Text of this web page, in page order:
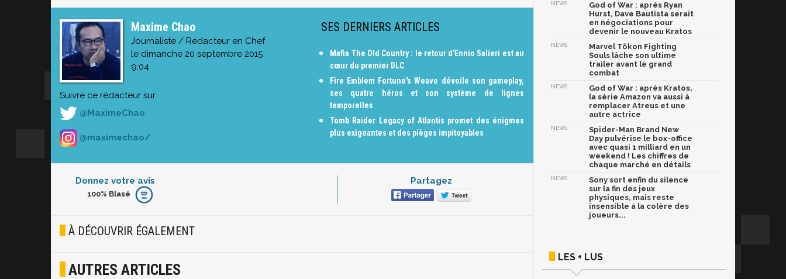
Maxime Chao
Journaliste / Rédacteur en Chef
le dimanche 20 septembre 2015
9:04
Suivre ce rédacteur sur
@MaximeChao
@maximechao/
SES DERNIERS ARTICLES
Mafia The Old Country : le retour d'Ennio Salieri est au
cœur du premier DLC
Fire Emblem Fortune's Weave dévoile son gameplay,
ses quatre héros et son système de lignes
temporelles
Tomb Raider Legacy of Atlantis promet des énigmes
plus exigeantes et des pièges impitoyables
Donnez votre avis
Furieux
Joyeux
100% Blasé
Partagez
À DÉCOUVRIR ÉGALEMENT
AUTRES ARTICLES
NEWS
God of War : après Ryan
Hurst, Dave Bautista serait
en négociations pour
devenir le nouveau Kratos
NEWS
Marvel Tōkon Fighting
Souls lâche son ultime
trailer avant le grand
combat
NEWS
God of War : après Kratos,
la série Amazon va aussi à
remplacer Atreus et une
autre actrice
NEWS
Spider-Man Brand New
Day pulvérise le box-office
avec quasi 1 milliard en un
weekend ! Les chiffres de
chaque marché en détails
NEWS
Sony sort enfin du silence
sur la fin des jeux
physiques, mais reste
insensible à la colère des
joueurs...
LES + LUS